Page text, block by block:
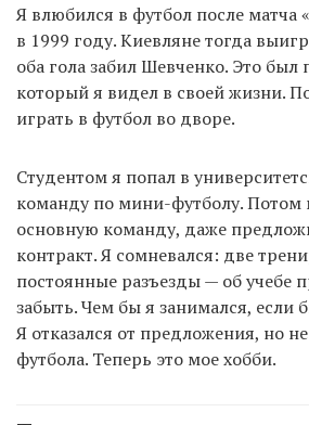
Я влюбился в футбол после матча
в 1999 году. Киевляне тогда
оба гола забил Шевченко. Это был
который я видел в своей жизни.
играть в футбол во дворе.
Студентом я попал в
команду по мини-футболу. Потом
основную команду, даже
контракт. Я сомневался: две
постоянные разъезды — об учебе
забыть. Чем бы я занимался, если
Я отказался от предложения, но не
футбола. Теперь это мое хобби.